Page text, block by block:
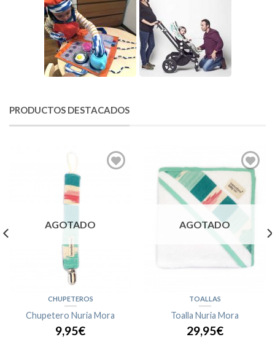
PRODUCTOS DESTACADOS
AGOTADO
CHUPETEROS
Chupetero Nuria Mora
9,95€
AGOTADO
TOALLAS
Toalla Nuria Mora
29,95€